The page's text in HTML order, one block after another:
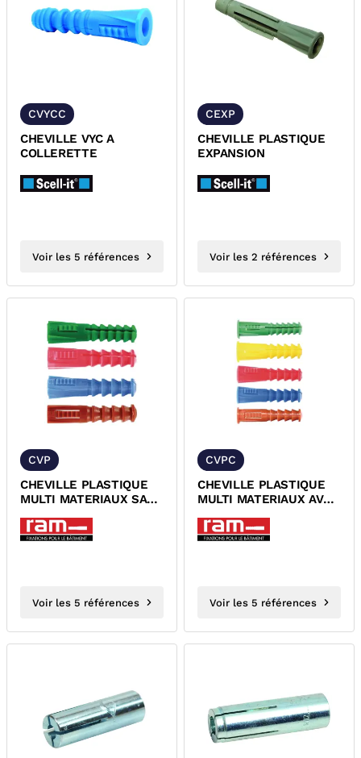
CVYCC
CHEVILLE VYC A
COLLERETTE
Voir les 5 références
CEXP
CHEVILLE PLASTIQUE
EXPANSION
Voir les 2 références
CVP
CHEVILLE PLASTIQUE
MULTI MATERIAUX SANS
Voir les 5 références
CVPC
CHEVILLE PLASTIQUE
MULTI MATERIAUX AVEC
Voir les 5 références